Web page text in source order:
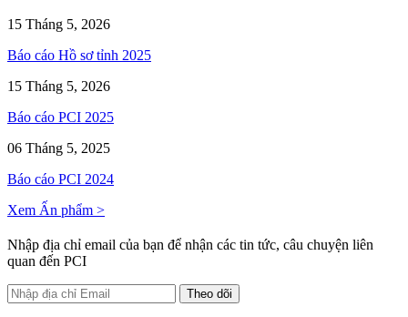
15 Tháng 5, 2026
Báo cáo Hồ sơ tỉnh 2025
15 Tháng 5, 2026
Báo cáo PCI 2025
06 Tháng 5, 2025
Báo cáo PCI 2024
Xem Ấn phẩm >
Nhập địa chỉ email của bạn để nhận các tin tức, câu chuyện liên
quan đến PCI